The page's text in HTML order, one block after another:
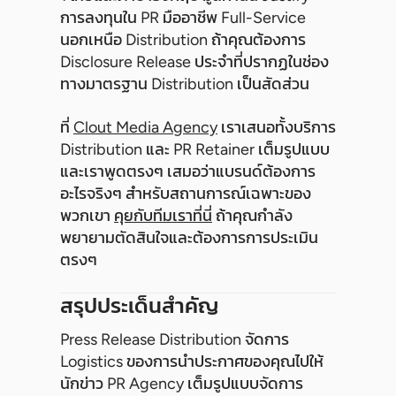
การลงทุนใน PR มืออาชีพ Full-Service
นอกเหนือ Distribution ถ้าคุณต้องการ
Disclosure Release ประจำที่ปรากฏในช่อง
ทางมาตรฐาน Distribution เป็นสัดส่วน
ที่ Clout Media Agencyเราเสนอทั้งบริการ
Distribution และ PR Retainer เต็มรูปแบบ
และเราพูดตรงๆ เสมอว่าแบรนด์ต้องการ
อะไรจริงๆ สำหรับสถานการณ์เฉพาะของ
พวกเขา คุยกับทีมเราที่นี่ ถ้าคุณกำลัง
พยายามตัดสินใจและต้องการการประเมิน
ตรงๆ
สรุปประเด็นสำคัญ
Press Release Distribution จัดการ
Logistics ของการนำประกาศของคุณไปให้
นักข่าว PR Agency เต็มรูปแบบจัดการ